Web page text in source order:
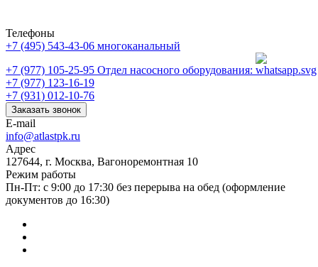
Телефоны
+7 (495) 543-43-06 многоканальный
+7 (977) 105-25-95 Отдел насосного оборудования:
+7 (977) 123-16-19
+7 (931) 012-10-76
Заказать звонок
E-mail
info@atlastpk.ru
Адрес
127644, г. Москва, Вагоноремонтная 10
Режим работы
Пн-Пт: с 9:00 до 17:30 без перерыва на обед (оформление
документов до 16:30)